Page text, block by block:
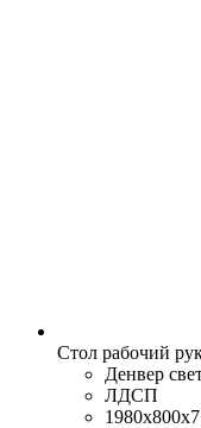
Стол рабочий
Денвер
ЛДСП